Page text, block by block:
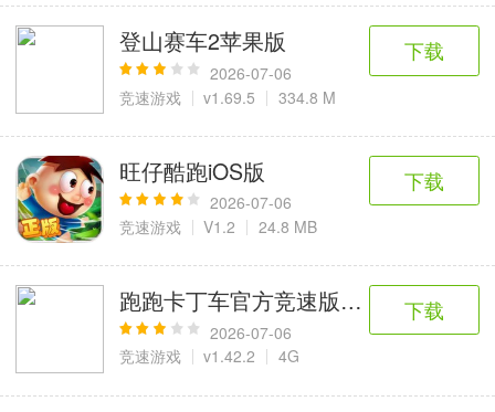
登山赛车2苹果版
2026-07-06
竞速游戏
v1.69.5 334.8 M
下载
旺仔酷跑iOS版
2026-07-06
竞速游戏
V1.2 24.8 MB
下载
跑跑卡丁车官方竞速版苹果手机版
2026-07-06
竞速游戏
v1.42.2 4G
下载